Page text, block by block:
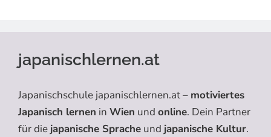
japanischlernen.at
Japanischschule japanischlernen.at – motiviertes
Japanisch lernen in Wien und online. Dein Partner
für die japanische Sprache und japanische Kultur.